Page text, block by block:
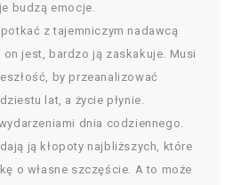
budzą emocje.
z tajemniczym nadawcą
on jest, bardzo ją zaskakuje. Musi
by przeanalizować
lat, a życie płynie.
dnia codziennego.
ją kłopoty najbliższych, które
o własne szczęście. A to może